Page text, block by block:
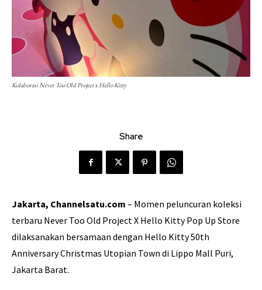
Kolaborasi Never Too Old Project x Hello Kitty
Share
Jakarta, Channelsatu.com – Momen peluncuran koleksi
terbaru Never Too Old Project X Hello Kitty Pop Up Store
dilaksanakan bersamaan dengan Hello Kitty 50th
Anniversary Christmas Utopian Town di Lippo Mall Puri,
Jakarta Barat.